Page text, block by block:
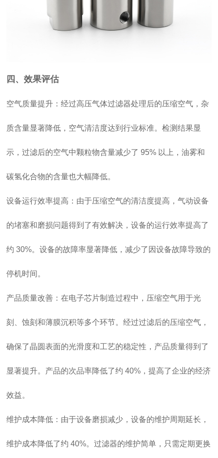
四、效果评估
空气质量提升：经过高压气体过滤器处理后的压缩空气，杂
质含量显著降低，空气清洁度达到行业标准。检测结果显
示，过滤后的空气中颗粒物含量减少了 95% 以上，油雾和
碳氢化合物的含量也大幅降低。
设备运行效率提高：由于压缩空气的清洁度提高，气动设备
的堵塞和磨损问题得到了有效解决，设备的运行效率提高了
约 30%。设备的故障率显著降低，减少了因设备故障导致的
停机时间。
产品质量改善：在电子芯片制造过程中，压缩空气用于光
刻、蚀刻和薄膜沉积等多个环节。经过过滤后的压缩空气，
确保了晶圆表面的光滑度和工艺的稳定性，产品质量得到了
显著提升。产品的次品率降低了约 40%，提高了企业的经济
效益。
维护成本降低：由于设备磨损减少，设备的维护周期延长，
维护成本降低了约 40%。过滤器的维护简单，只需定期更换